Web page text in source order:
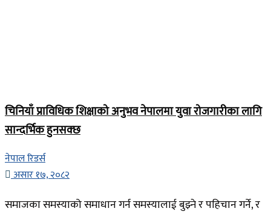
चिनियाँ प्राविधिक शिक्षाको अनुभव नेपालमा युवा रोजगारीका लागि
सान्दर्भिक हुनसक्छ
नेपाल रिडर्स
असार १७, २०८२
समाजका समस्याको समाधान गर्न समस्यालाई बुझ्ने र पहिचान गर्ने, र